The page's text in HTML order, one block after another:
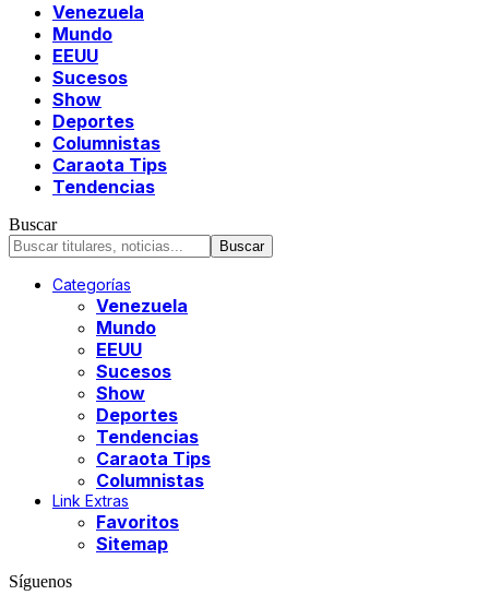
Venezuela
Mundo
EEUU
Sucesos
Show
Deportes
Columnistas
Caraota Tips
Tendencias
Buscar
Categorías
Venezuela
Mundo
EEUU
Sucesos
Show
Deportes
Tendencias
Caraota Tips
Columnistas
Link Extras
Favoritos
Sitemap
Síguenos